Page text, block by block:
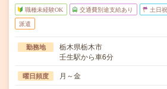
職種未経験OK 交通費別途支給あり 土日
派遣
勤務地
栃木県栃木市
壬生駅から車6分
曜日頻度 月～金